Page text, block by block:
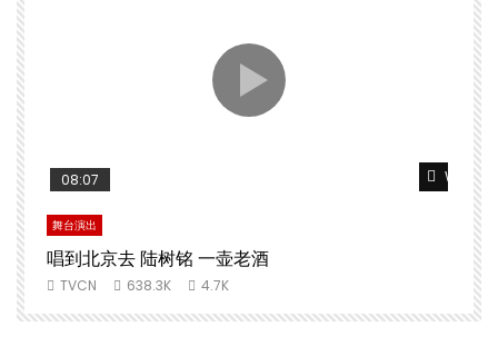
Watch Later Watch
08:07
舞台演出
唱到北京去 陆树铭 一壶老酒
TVCN 638.3K 4.7K